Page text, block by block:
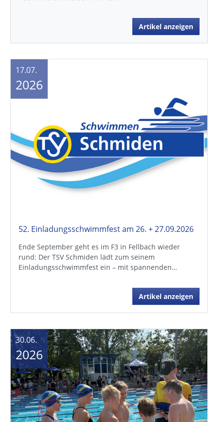
52. Einladungsschwimmfest am 26. + 27.09.2026
Ende September geht es im F3 in Fellbach wieder
rund: Der TSV Schmiden lädt zum seinem
Einladungsschwimmfest ein – mit spannenden…
Artikel anzeigen
50. Internationales Stuttgarter Schwimmfest
Beim 50. Internationalen Stuttgarter Schwimmfest
nahm unsere Mannschaft an einer ganz besonderen
Veranstaltung teil. Die…
2026